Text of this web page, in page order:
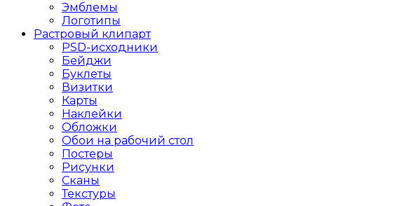
Эмблемы
Логотипы
Растровый клипарт
PSD-исходники
Бейджи
Буклеты
Визитки
Карты
Наклейки
Обложки
Обои на рабочий стол
Постеры
Рисунки
Сканы
Текстуры